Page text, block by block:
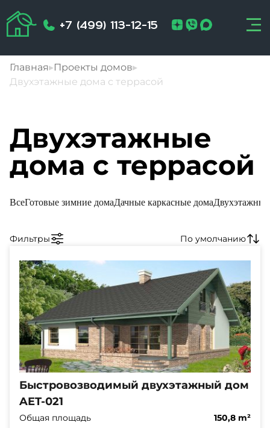
+7 (499) 113-12-15
Главная▸Проекты домов▸
Двухэтажные дома с террасой
Двухэтажные
дома с террасой
ВсеГотовые зимние домаДачные каркасные дома
Фильтры По умолчанию
Быстровозводимый двухэтажный дом
AET-021
Общая площадь
150,8 m²